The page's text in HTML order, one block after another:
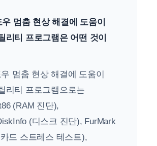
멈춤 현상 해결에 도움이
리티 프로그램은 어떤 것이
멈춤 현상 해결에 도움이
리티 프로그램으로는
(RAM 진단),
(디스크 진단), FurMark
드 스트레스 테스트),